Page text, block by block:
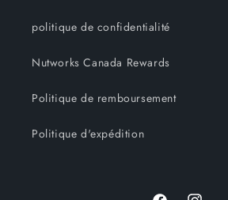
politique de confidentialité
Nutworks Canada Rewards
Politique de remboursement
Politique d'expédition